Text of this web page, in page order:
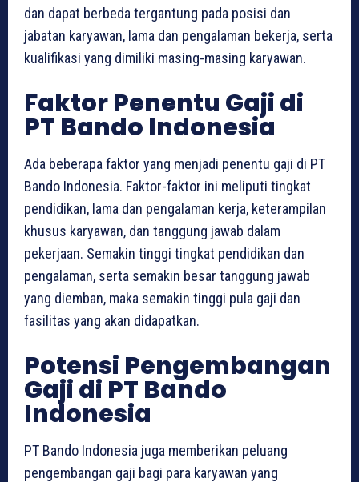
dan dapat berbeda tergantung pada posisi dan
jabatan karyawan, lama dan pengalaman bekerja, serta
kualifikasi yang dimiliki masing-masing karyawan.
Faktor Penentu Gaji di
PT Bando Indonesia
Ada beberapa faktor yang menjadi penentu gaji di PT
Bando Indonesia. Faktor-faktor ini meliputi tingkat
pendidikan, lama dan pengalaman kerja, keterampilan
khusus karyawan, dan tanggung jawab dalam
pekerjaan. Semakin tinggi tingkat pendidikan dan
pengalaman, serta semakin besar tanggung jawab
yang diemban, maka semakin tinggi pula gaji dan
fasilitas yang akan didapatkan.
Potensi Pengembangan
Gaji di PT Bando
Indonesia
PT Bando Indonesia juga memberikan peluang
pengembangan gaji bagi para karyawan yang